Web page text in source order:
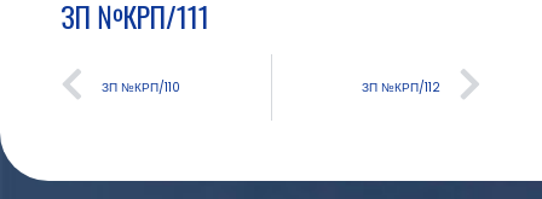
ЗП №КРП/111
ЗП №КРП/110 ЗП №КРП/112